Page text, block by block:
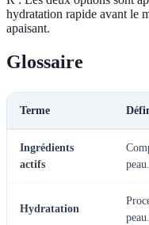
hydratation rapide avant le
apaisant.
Glossaire
Terme
Ingrédients
actifs
peau.
Hydratation
peau.